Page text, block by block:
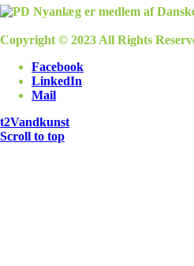
Copyright © 2023 All Rights
Facebook
LinkedIn
Mail
t2Vandkunst
Scroll to top